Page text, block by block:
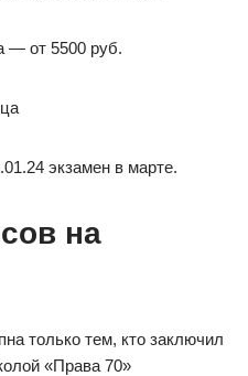
— от 5500 руб.
экзамен в марте.
на
только тем, кто заключил
«Права 70»